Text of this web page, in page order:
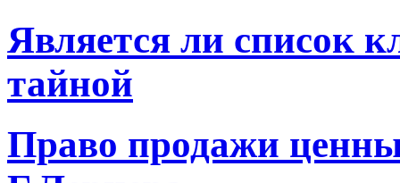
Является ли список
тайной
Право продажи